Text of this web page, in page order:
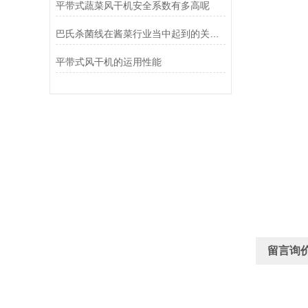
平带式蔬菜风干机安全系数有多高呢
平带式风干机的运用性能
留言询